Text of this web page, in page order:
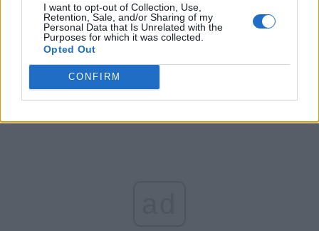
I want to opt-out of Collection, Use,
Retention, Sale, and/or Sharing of my
Personal Data that Is Unrelated with the
Purposes for which it was collected.
Opted Out
CONFIRM
Arată rezultatele
Arhiva sondajelor